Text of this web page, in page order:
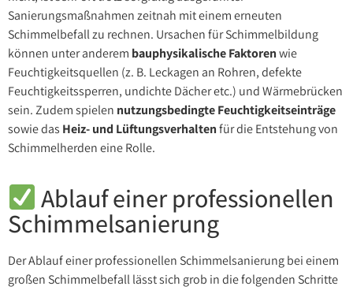
Sanierungsmaßnahmen zeitnah mit einem erneuten
Schimmelbefall zu rechnen. Ursachen für Schimmelbildung
können unter anderem bauphysikalische Faktorenwie
Feuchtigkeitsquellen (z. B. Leckagen an Rohren, defekte
Feuchtigkeitssperren, undichte Dächer etc.) und Wärmebrücken
sein. Zudem spielen nutzungsbedingte Feuchtigkeitseinträge
sowie das Heiz- und Lüftungsverhaltenfür die Entstehung von
Schimmelherden eine Rolle.
Ablauf einer professionellen
Schimmelsanierung
Der Ablauf einer professionellen Schimmelsanierung bei einem
großen Schimmelbefall lässt sich grob in die folgenden Schritte